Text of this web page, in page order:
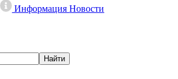
ИнформацияНовости
Найти